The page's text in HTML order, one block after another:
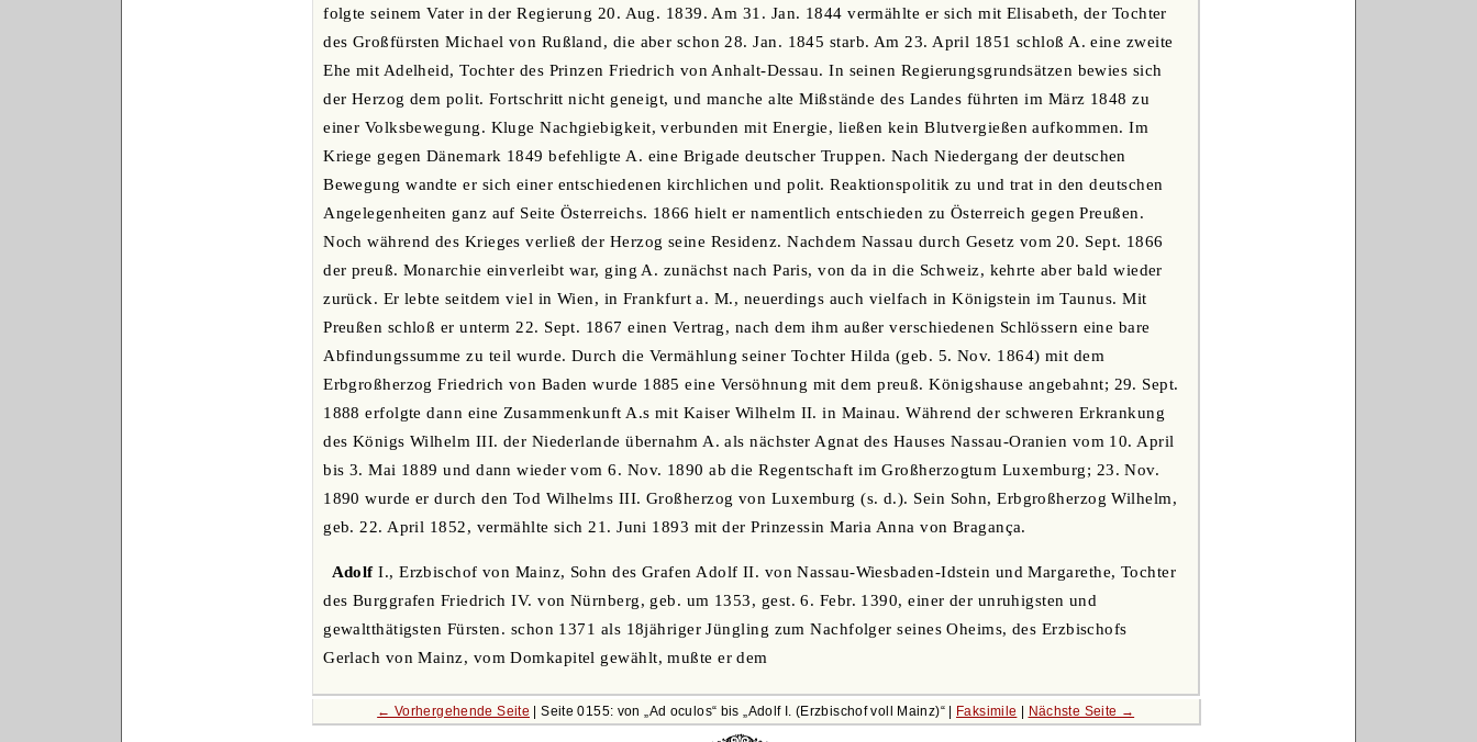
folgte seinem Vater in der Regierung 20. Aug. 1839. Am 31. Jan. 1844 vermählte er sich mit Elisabeth, der Tochter
des Großfürsten Michael von Rußland, die aber schon 28. Jan. 1845 starb. Am 23. April 1851 schloß A. eine zweite
Ehe mit Adelheid, Tochter des Prinzen Friedrich von Anhalt-Dessau. In seinen Regierungsgrundsätzen bewies sich
der Herzog dem polit. Fortschritt nicht geneigt, und manche alte Mißstände des Landes führten im März 1848 zu
einer Volksbewegung. Kluge Nachgiebigkeit, verbunden mit Energie, ließen kein Blutvergießen aufkommen. Im
Kriege gegen Dänemark 1849 befehligte A. eine Brigade deutscher Truppen. Nach Niedergang der deutschen
Bewegung wandte er sich einer entschiedenen kirchlichen und polit. Reaktionspolitik zu und trat in den deutschen
Angelegenheiten ganz auf Seite Österreichs. 1866 hielt er namentlich entschieden zu Österreich gegen Preußen.
Noch während des Krieges verließ der Herzog seine Residenz. Nachdem Nassau durch Gesetz vom 20. Sept. 1866
der preuß. Monarchie einverleibt war, ging A. zunächst nach Paris, von da in die Schweiz, kehrte aber bald wieder
zurück. Er lebte seitdem viel in Wien, in Frankfurt a. M., neuerdings auch vielfach in Königstein im Taunus. Mit
Preußen schloß er unterm 22. Sept. 1867 einen Vertrag, nach dem ihm außer verschiedenen Schlössern eine bare
Abfindungssumme zu teil wurde. Durch die Vermählung seiner Tochter Hilda (geb. 5. Nov. 1864) mit dem
Erbgroßherzog Friedrich von Baden wurde 1885 eine Versöhnung mit dem preuß. Königshause angebahnt; 29. Sept.
1888 erfolgte dann eine Zusammenkunft A.s mit Kaiser Wilhelm II. in Mainau. Während der schweren Erkrankung
des Königs Wilhelm III. der Niederlande übernahm A. als nächster Agnat des Hauses Nassau-Oranien vom 10. April
bis 3. Mai 1889 und dann wieder vom 6. Nov. 1890 ab die Regentschaft im Großherzogtum Luxemburg; 23. Nov.
1890 wurde er durch den Tod Wilhelms III. Großherzog von Luxemburg (s. d.). Sein Sohn, Erbgroßherzog Wilhelm,
geb. 22. April 1852, vermählte sich 21. Juni 1893 mit der Prinzessin Maria Anna von Bragança.
AdolfI., Erzbischof von Mainz, Sohn des Grafen Adolf II. von Nassau-Wiesbaden-Idstein und Margarethe, Tochter
des Burggrafen Friedrich IV. von Nürnberg, geb. um 1353, gest. 6. Febr. 1390, einer der unruhigsten und
gewaltthätigsten Fürsten. schon 1371 als 18jähriger Jüngling zum Nachfolger seines Oheims, des Erzbischofs
Gerlach von Mainz, vom Domkapitel gewählt, mußte er dem
← Vorhergehende Seite | Seite 0155: von Ad oculos bis Adolf I. (Erzbischof voll Mainz) | Faksimile | Nächste Seite →